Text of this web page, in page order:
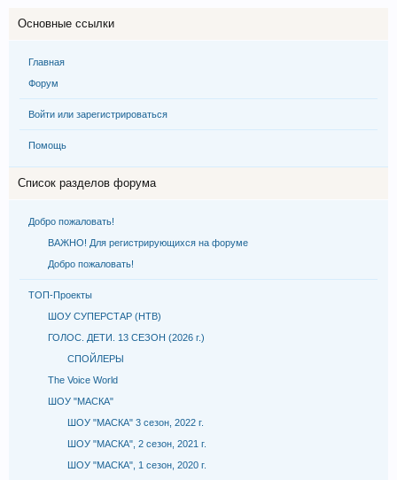
Основные ссылки
Главная
Форум
Войти или зарегистрироваться
Помощь
Список разделов форума
Добро пожаловать!
ВАЖНО! Для регистрирующихся на форуме
Добро пожаловать!
ТОП-Проекты
ШОУ СУПЕРСТАР (НТВ)
ГОЛОС. ДЕТИ. 13 СЕЗОН (2026 г.)
СПОЙЛЕРЫ
The Voice World
ШОУ "МАСКА"
ШОУ "МАСКА" 3 сезон, 2022 г.
ШОУ "МАСКА", 2 сезон, 2021 г.
ШОУ "МАСКА", 1 сезон, 2020 г.